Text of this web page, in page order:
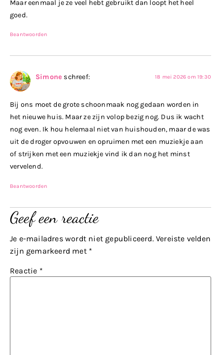
Maar eenmaal je ze veel hebt gebruikt dan loopt het heel
goed.
Beantwoorden
Simone schreef: 18 mei 2026 om 19:30
Bij ons moet de grote schoonmaak nog gedaan worden in
het nieuwe huis. Maar ze zijn volop bezig nog. Dus ik wacht
nog even. Ik hou helemaal niet van huishouden, maar de was
uit de droger opvouwen en opruimen met een muziekje aan
of strijken met een muziekje vind ik dan nog het minst
vervelend.
Beantwoorden
Geef een reactie
Je e-mailadres wordt niet gepubliceerd. Vereiste velden
zijn gemarkeerd met *
Reactie *